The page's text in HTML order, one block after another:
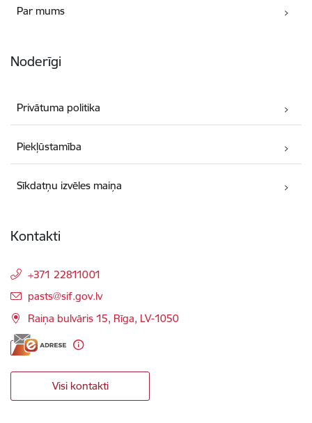
Par mums
Noderīgi
Privātuma politika
Piekļūstamība
Sīkdatņu izvēles maiņa
Kontakti
+371 22811001
E-pasts:
pasts@sif.gov.lv
Raiņa bulvāris 15, Rīga, LV-1050
Visi kontakti